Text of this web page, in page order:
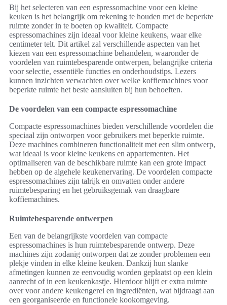
Bij het selecteren van een espressomachine voor een kleine
keuken is het belangrijk om rekening te houden met de beperkte
ruimte zonder in te boeten op kwaliteit. Compacte
espressomachines zijn ideaal voor kleine keukens, waar elke
centimeter telt. Dit artikel zal verschillende aspecten van het
kiezen van een espressomachine behandelen, waaronder de
voordelen van ruimtebesparende ontwerpen, belangrijke criteria
voor selectie, essentiële functies en onderhoudstips. Lezers
kunnen inzichten verwachten over welke koffiemachines voor
beperkte ruimte het beste aansluiten bij hun behoeften.
De voordelen van een compacte espressomachine
Compacte espressomachines bieden verschillende voordelen die
speciaal zijn ontworpen voor gebruikers met beperkte ruimte.
Deze machines combineren functionaliteit met een slim ontwerp,
wat ideaal is voor kleine keukens en appartementen. Het
optimaliseren van de beschikbare ruimte kan een grote impact
hebben op de algehele keukenervaring. De voordelen compacte
espressomachines zijn talrijk en omvatten onder andere
ruimtebesparing en het gebruiksgemak van draagbare
koffiemachines.
Ruimtebesparende ontwerpen
Een van de belangrijkste voordelen van compacte
espressomachines is hun ruimtebesparende ontwerp. Deze
machines zijn zodanig ontworpen dat ze zonder problemen een
plekje vinden in elke kleine keuken. Dankzij hun slanke
afmetingen kunnen ze eenvoudig worden geplaatst op een klein
aanrecht of in een keukenkastje. Hierdoor blijft er extra ruimte
over voor andere keukengerei en ingrediënten, wat bijdraagt aan
een georganiseerde en functionele kookomgeving.